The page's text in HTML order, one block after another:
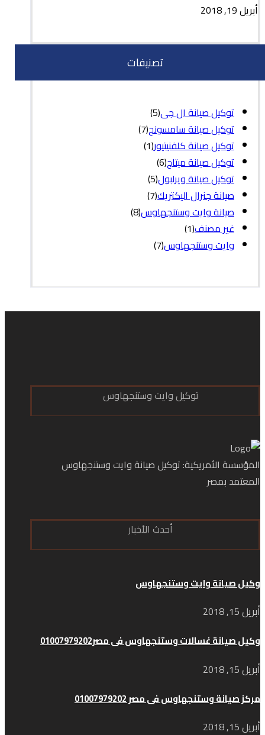
أبريل 19, 2018
تصنيفات
توكيل صيانة ال جى(5)
توكيل صيانة سامسونج(7)
توكيل صيانة كلفنيتيور(1)
توكيل صيانة ميتاج(6)
توكيل صيانة ويرلبول(5)
صيانة جنرال اليكتريك(7)
صيانة وايت وستنجهاوس(8)
غير مصنف(1)
وايت وستنجهاوس(7)
توكيل وايت وستنجهاوس
المؤسسة الأمريكية: توكيل صيانة وايت وستنجهاوس
المعتمد بمصر
أحدث الأخبار
وكيل صيانة وايت وستنجهاوس
أبريل 15, 2018
وكيل صيانة غسالات وستنجهاوس فى مصر01007979202
أبريل 15, 2018
مركز صيانة وستنجهاوس فى مصر 01007979202
أبريل 15, 2018